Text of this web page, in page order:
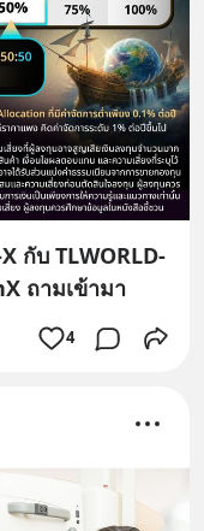
กับ TLWORLD-
ถามเข้ามา
4